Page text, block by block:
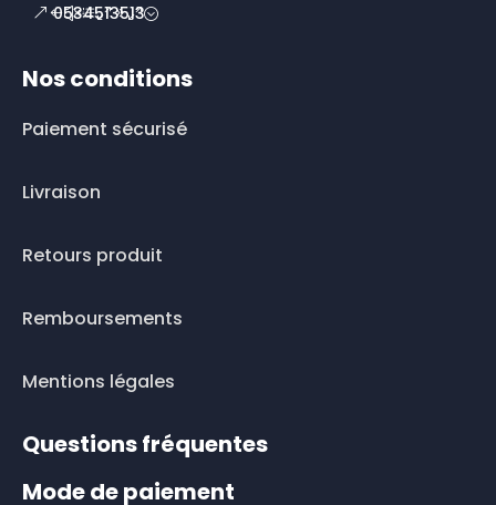
0534513513
Nos conditions
Paiement sécurisé
Livraison
Retours produit
Remboursements
Mentions légales
Questions fréquentes
Mode de paiement